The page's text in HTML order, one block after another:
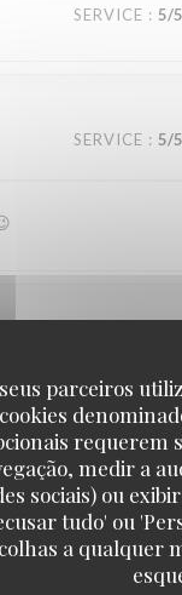
parceiros
requerem
medir a
sociais) ou
tudo' ou
a qualquer
SERVICE : 5/5
SERVICE : 5/5
2 potevlech pris